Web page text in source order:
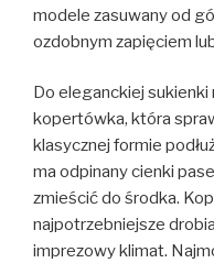
modele zasuwany od
ozdobnym zapięciem
Do eleganckiej
kopertówka, która
klasycznej formie
ma odpinany cienki
zmieścić do środka.
najpotrzebniejsze
imprezowy klimat.